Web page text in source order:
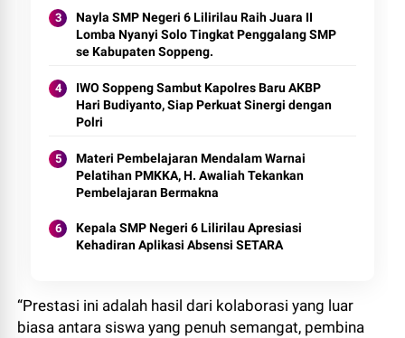
Nayla SMP Negeri 6 Lilirilau Raih Juara II
Lomba Nyanyi Solo Tingkat Penggalang SMP
se Kabupaten Soppeng.
IWO Soppeng Sambut Kapolres Baru AKBP
Hari Budiyanto, Siap Perkuat Sinergi dengan
Polri
Materi Pembelajaran Mendalam Warnai
Pelatihan PMKKA, H. Awaliah Tekankan
Pembelajaran Bermakna
Kepala SMP Negeri 6 Lilirilau Apresiasi
Kehadiran Aplikasi Absensi SETARA
“Prestasi ini adalah hasil dari kolaborasi yang luar
biasa antara siswa yang penuh semangat, pembina